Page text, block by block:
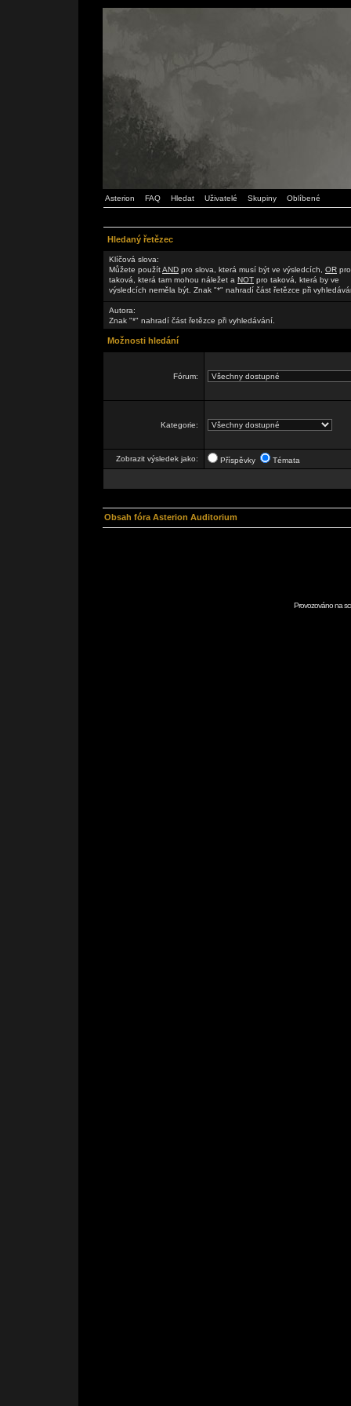
Asterion FAQ Hledat Uživatelé Skupiny Oblíbené
Hledaný řetězec
Klíčová slova:
Můžete použítAND pro slova, která musí být ve výsledcích, OR pro
taková, která tam mohou náležet a NOT pro taková, která by ve
výsledcích neměla být. Znak "*" nahradí část řetězce při
Autora:
Znak "*" nahradí část řetězce při vyhledávání.
Možnosti hledání
Fórum:
Kategorie:
Zobrazit výsledek jako: Příspěvky Témata
Obsah fóra Asterion Auditorium
Provozováno na